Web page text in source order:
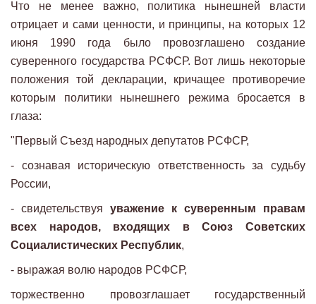
Что не менее важно, политика нынешней власти
отрицает и сами ценности, и принципы, на которых 12
июня 1990 года было провозглашено создание
суверенного государства РСФСР. Вот лишь некоторые
положения той декларации, кричащее противоречие
которым политики нынешнего режима бросается в
глаза:
"Первый Съезд народных депутатов РСФСР,
- сознавая историческую ответственность за судьбу
России,
- свидетельствуя уважение к суверенным правам
всех народов, входящих в Союз Советских
Социалистических Республик,
- выражая волю народов РСФСР,
торжественно провозглашает государственный